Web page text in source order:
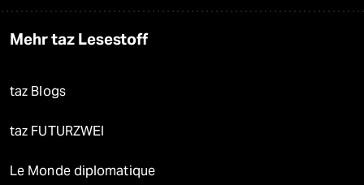
Mehr taz Lesestoff
taz Blogs
taz FUTURZWEI
Le Monde diplomatique